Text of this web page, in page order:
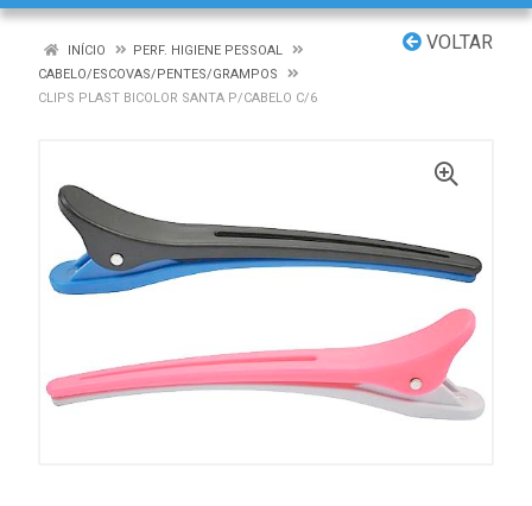
VOLTAR
INÍCIO
PERF. HIGIENE PESSOAL
CABELO/ESCOVAS/PENTES/GRAMPOS
CLIPS PLAST BICOLOR SANTA P/CABELO C/6